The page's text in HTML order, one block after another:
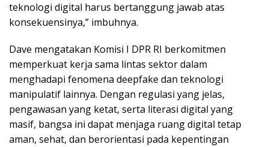
teknologi digital harus bertanggung jawab atas
konsekuensinya,” imbuhnya.
Dave mengatakan Komisi I DPR RI berkomitmen
memperkuat kerja sama lintas sektor dalam
menghadapi fenomena deepfake dan teknologi
manipulatif lainnya. Dengan regulasi yang jelas,
pengawasan yang ketat, serta literasi digital yang
masif, bangsa ini dapat menjaga ruang digital tetap
aman, sehat, dan berorientasi pada kepentingan